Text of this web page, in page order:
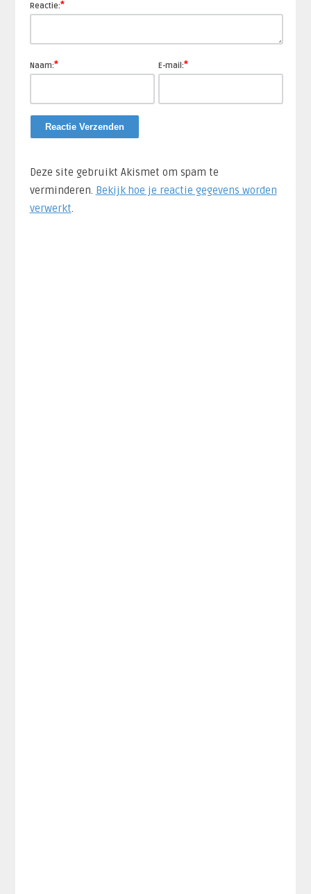
Reactie:*
Naam:* E-mail:*
Deze site gebruikt Akismet om spam te
verminderen. Bekijk hoe je reactie gegevens worden
verwerkt.